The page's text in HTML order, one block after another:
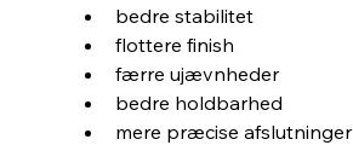
bedre stabilitet
flottere finish
færre ujævnheder
bedre holdbarhed
mere præcise afslutninger